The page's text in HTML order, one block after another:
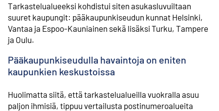
Tarkastelualueeksi kohdistui siten asukasluvuiltaan
suuret kaupungit: pääkaupunkiseudun kunnat Helsinki,
Vantaa ja Espoo-Kauniainen sekä lisäksi Turku, Tampere
ja Oulu.
Pääkaupunkiseudulla havaintoja on eniten
kaupunkien keskustoissa
Huolimatta siitä, että tarkastelualueilla vuokralla asuu
paljon ihmisiä, tippuu vertailusta postinumeroalueita